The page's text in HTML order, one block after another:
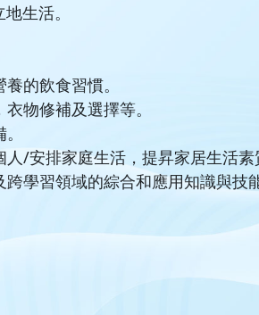
生活。
的飲食習慣。
物修補及選擇等。
/安排家庭生活，提昇家居生活素
學習領域的綜合和應用知識與技